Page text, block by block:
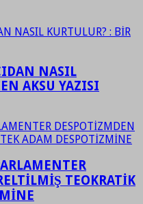
NASIL
AKSU YAZISI
TEOKRATİK